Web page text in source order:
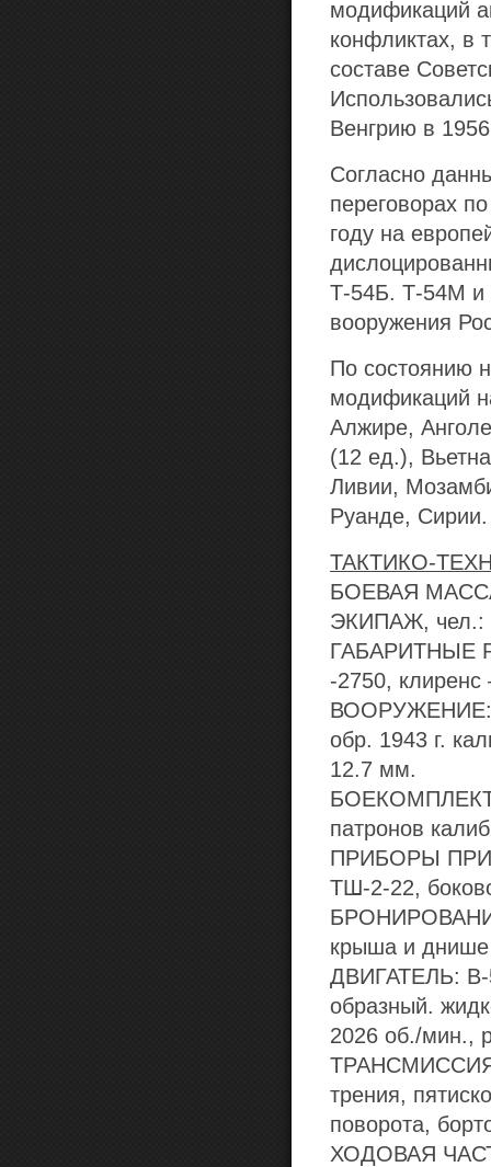
модификаций
конфликтах, в
составе
Венгрию в
Согласно
переговорах
году на
Т-54Б. Т-54М и
вооружения
По состоянию
модификаций
Алжире,
(12 ед.),
Ливии,
Руанде, Сирии.
ТАКТИКО-
БОЕВАЯ
ЭКИПАЖ, чел.:
ГАБАРИТНЫЕ
-2750,
ВООРУЖЕНИЕ:
обр. 1943 г.
12.7 мм.
БОЕКОМПЛЕКТ:
патронов
ПРИБОРЫ
ТШ-2-22,
крыша и
ДВИГАТЕЛЬ: В-
образный.
2026 об./мин.,
ТРАНСМИССИЯ:
трения,
поворота,
ХОДОВАЯ